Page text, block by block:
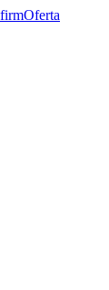
Oferta